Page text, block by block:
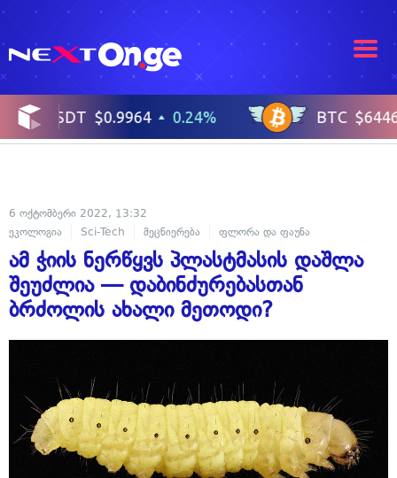
6 ოქტომბერი 2022, 13:32
ეკოლოგია
Sci-Tech მეცნიერება ფლორა და ფაუნა
ამ ჭიის ნერწყვს პლასტმასის დაშლა
შეუძლია — დაბინძურებასთან
ბრძოლის ახალი მეთოდი?